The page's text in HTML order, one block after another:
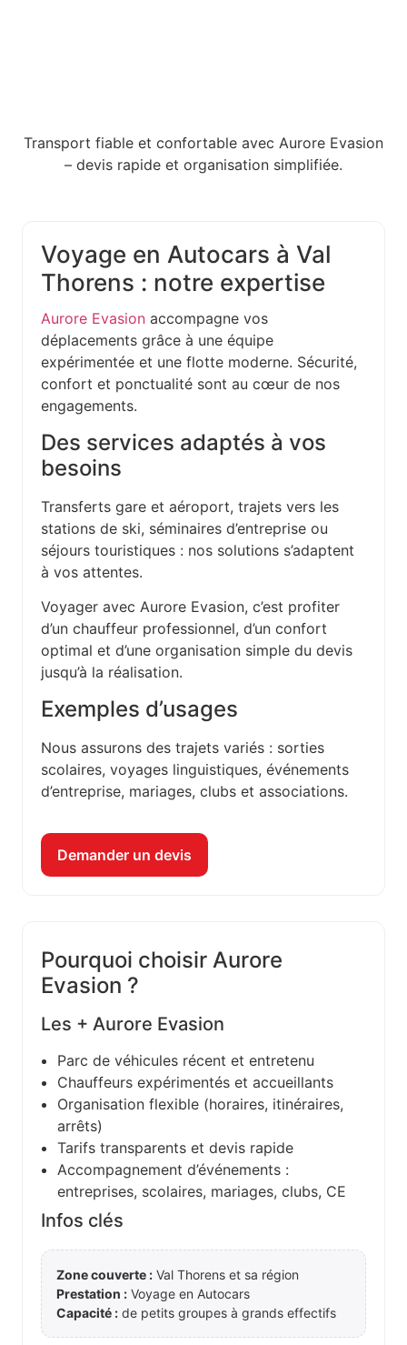
Transport fiable et confortable avec Aurore Evasion
– devis rapide et organisation simplifiée.
Voyage en Autocars à Val
Thorens : notre expertise
Aurore Evasion accompagne vos
déplacements grâce à une équipe
expérimentée et une flotte moderne. Sécurité,
confort et ponctualité sont au cœur de nos
engagements.
Des services adaptés à vos
besoins
Transferts gare et aéroport, trajets vers les
stations de ski, séminaires d’entreprise ou
séjours touristiques : nos solutions s’adaptent
à vos attentes.
Voyager avec Aurore Evasion, c’est profiter
d’un chauffeur professionnel, d’un confort
optimal et d’une organisation simple du devis
jusqu’à la réalisation.
Exemples d’usages
Nous assurons des trajets variés : sorties
scolaires, voyages linguistiques, événements
d’entreprise, mariages, clubs et associations.
Demander un devis
Pourquoi choisir Aurore
Evasion ?
Les + Aurore Evasion
Parc de véhicules récent et entretenu
Chauffeurs expérimentés et accueillants
Organisation flexible (horaires, itinéraires,
arrêts)
Tarifs transparents et devis rapide
Accompagnement d’événements :
entreprises, scolaires, mariages, clubs, CE
Infos clés
Zone couverte : Val Thorens et sa région
Prestation : Voyage en Autocars
Capacité : de petits groupes à grands effectifs